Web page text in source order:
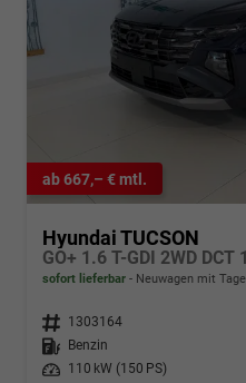
ab 667,– € mtl.
Hyundai TUCSON
sofort lieferbar Neuwagen mit
Fahrzeugnr. 1303164
Kraftstoff
Benzin
Leistung
110 kW (150 PS)